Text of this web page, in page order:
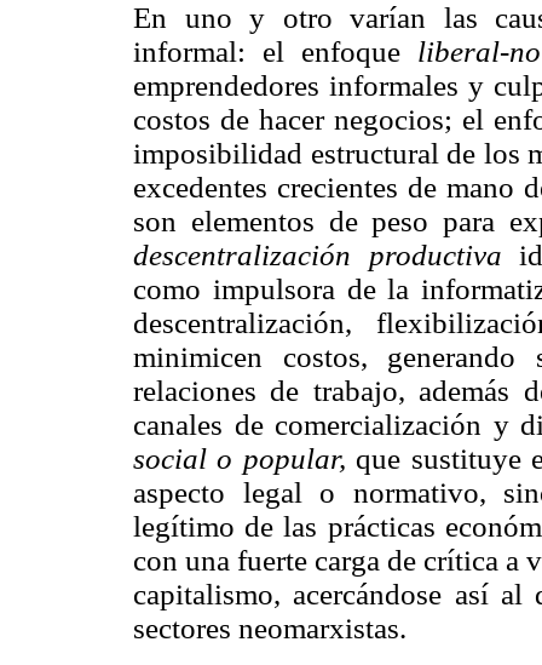
En uno y otro varían las
informal: el enfoque liberal-
emprendedores informales y
costos de hacer negocios; el
imposibilidad estructural de los
excedentes crecientes de
son elementos de peso para
descentralización productiva
como impulsora de la
descentralización,
minimicen costos,
relaciones de trabajo, además
canales de comercialización y
social o popular, que sustituye
aspecto legal o normativo,
legítimo de las prácticas
con una fuerte carga de crítica a
capitalismo, acercándose así
sectores neomarxistas.